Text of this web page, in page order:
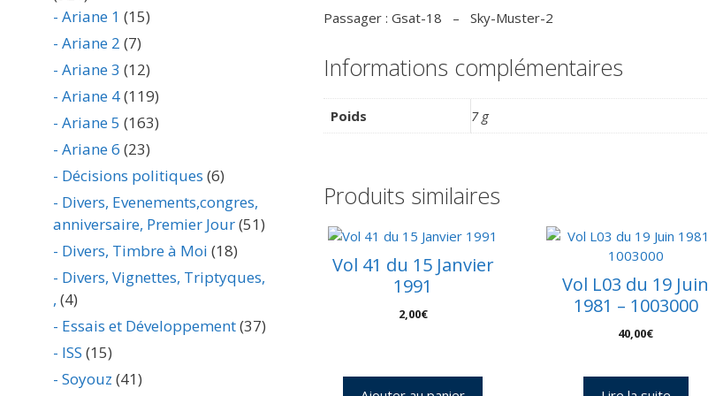
Passager : Gsat-18 – Sky-Muster-2
Informations complémentaires
Poids 7 g
Produits similaires
Vol 41 du 15 Janvier
1991
2,00€
Vol L03 du 19 Juin
1981 – 1003000
40,00€
- Ariane 1 (15)
- Ariane 2 (7)
- Ariane 3 (12)
- Ariane 4(119)
- Ariane 5 (163)
- Ariane 6 (23)
- Décisions politiques (6)
- Divers, Evenements,congres,
anniversaire, Premier Jour(51)
- Divers, Timbre à Moi (18)
- Divers, Vignettes, Triptyques,
, (4)
- Essais et Développement(37)
- ISS (15)
- Soyouz (41)